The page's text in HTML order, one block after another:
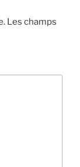
Les champs